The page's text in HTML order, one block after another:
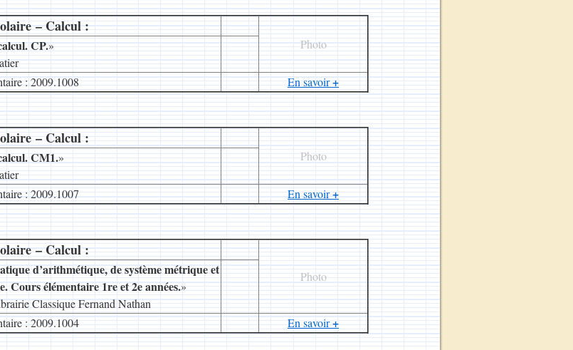
– Calcul :
__
Photo
CP.»
: 2009.1008
En savoir+
– Calcul :
__
Photo
CM1.»
: 2009.1007
En savoir+
– Calcul :
__
Photo
d’arithmétique, de système métrique et
Cours élémentaire 1re et 2e années.»
Classique Fernand Nathan
: 2009.1004
En savoir+